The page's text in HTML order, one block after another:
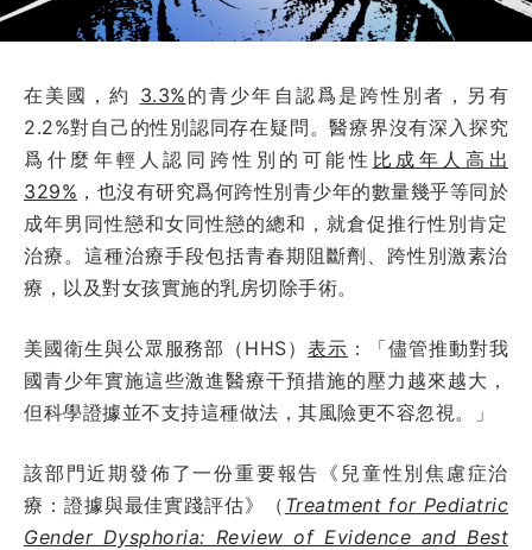
在美國，約 3.3% 的青少年自認爲是跨性別者，另有
2.2%對自己的性別認同存在疑問。醫療界沒有深入探究
爲什麼年輕人認同跨性別的可能性 比成年人高出
329% ，也沒有研究爲何跨性別青少年的數量幾乎等同於
成年男同性戀和女同性戀的總和，就倉促推行性別肯定
治療。這種治療手段包括青春期阻斷劑、跨性別激素治
療，以及對女孩實施的乳房切除手術。
美國衛生與公眾服務部（HHS）表示 ：「儘管推動對我
國青少年實施這些激進醫療干預措施的壓力越來越大，
但科學證據並不支持這種做法，其風險更不容忽視。」
該部門近期發佈了一份重要報告《兒童性別焦慮症治
療：證據與最佳實踐評估》（ Treatment for Pediatric
Gender Dysphoria: Review of Evidence and Best